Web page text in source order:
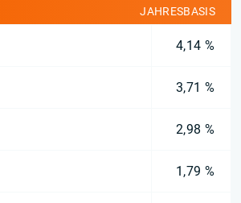
JAHRESBASIS
4,14 %
3,71 %
2,98 %
1,79 %